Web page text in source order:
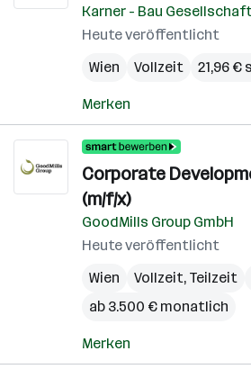
Karner - Bau
Heute veröffentlicht
Wien
Vollzeit 21,96 €
Merken
Corporate
(m/f/x)
GoodMills Group GmbH
Heute veröffentlicht
Wien
Vollzeit, Teilzeit
ab 3.500 € monatlich
Merken